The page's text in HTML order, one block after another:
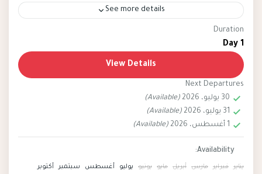
See more details
egypt
Private All-Inclusive tours to iconic Egyptian
and Saqqara offer a comprehensive exploration
of Egypt's rich history and cultural heritage.
Egypt
Easy
Duration
View Details
Next Departures
30 يوليو، 2026
(Available)
31 يوليو، 2026
(Available)
(Available)
Availability:
يناير فبراير مارس أبريل مايو يونيو يوليو أغسطس سبتمبر
أكتوبر